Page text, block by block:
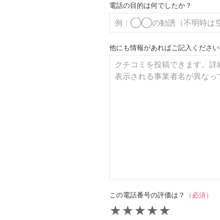
電話の目的は何でしたか？
他にも情報があればご記入ください
この電話番号の評価は？ （必須）
★
★
★
★
★